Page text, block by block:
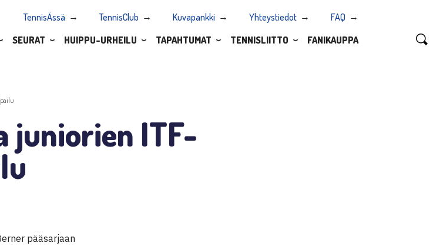
TennisÄssä TennisClub Kuvapankki Yhteystiedot
FAQ
SEURAT HUIPPU-URHEILU TAPAHTUMAT TENNISLIITTO FANIKAUPPA
juniorien ITF-
pääsarjaan